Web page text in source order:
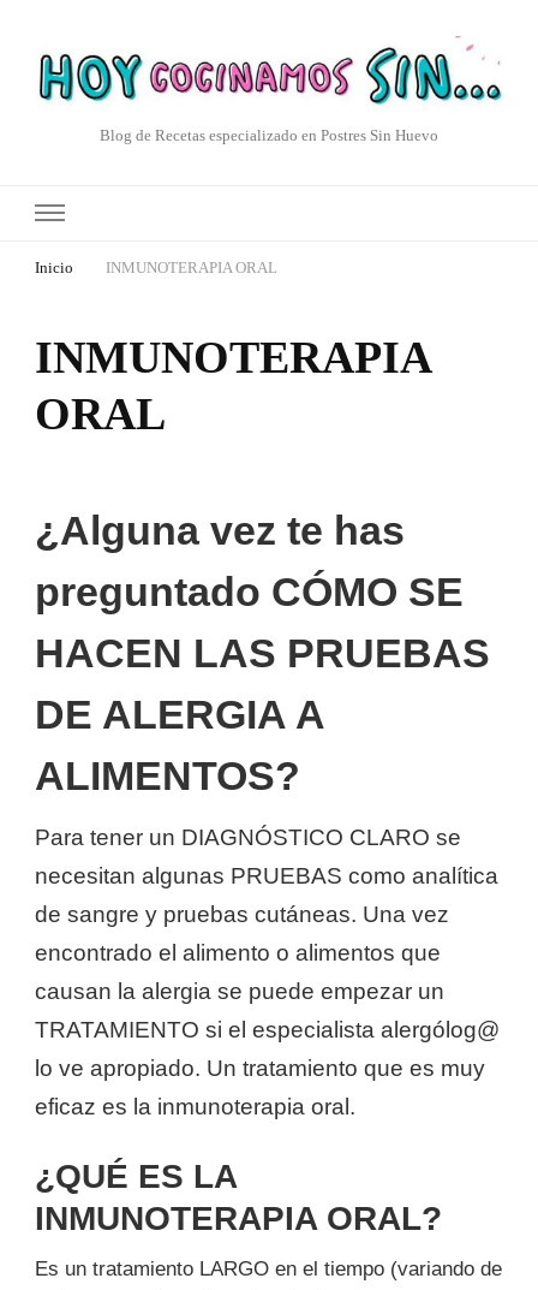
Blog de Recetas especializado en Postres Sin Huevo
Inicio INMUNOTERAPIA ORAL
INMUNOTERAPIA
ORAL
¿Alguna vez te has
preguntado CÓMO SE
HACEN LAS PRUEBAS
DE ALERGIA A
ALIMENTOS?
Para tener un DIAGNÓSTICO CLARO se
necesitan algunas PRUEBAS como analítica
de sangre y pruebas cutáneas. Una vez
encontrado el alimento o alimentos que
causan la alergia se puede empezar un
TRATAMIENTO si el especialista alergólog@
lo ve apropiado. Un tratamiento que es muy
eficaz es la inmunoterapia oral.
¿QUÉ ES LA
INMUNOTERAPIA ORAL?
Es un tratamiento LARGO en el tiempo (variando de